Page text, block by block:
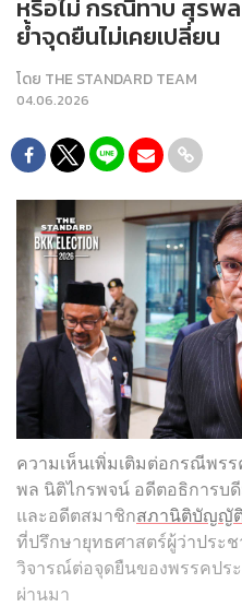
หรือไม่ กรณีทาบ สุรพ
ย้ำจุดยืนไม่เคยเปลี่ยน
โดย THE STANDARD TEAM
04.06.2026
ความเห็นเพิ่มเติมต่อกรณีพร
พล นิติไกรพจน์ อดีตอธิการบ
และอดีตสมาชิกสภานิติบัญญั
ที่ปรึกษายุทธศาสตร์ผู้ว่าประ
วิจารณ์ต่อจุดยืนของพรรคปร
ผ่านมา